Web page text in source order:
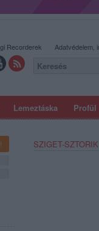
Lemeztáska Profül
Recorderek Adatvédelem,
SZIGET-